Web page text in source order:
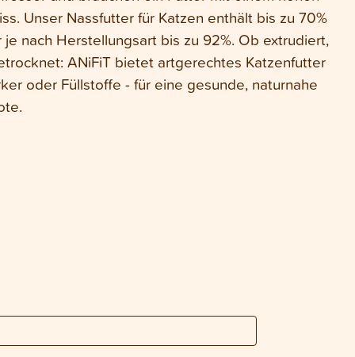
Unser Nassfutter für Katzen enthält bis zu 70%
nach Herstellungsart bis zu 92%. Ob extrudiert,
ANiFiT bietet artgerechtes Katzenfutter
oder Füllstoffe - für eine gesunde, naturnahe